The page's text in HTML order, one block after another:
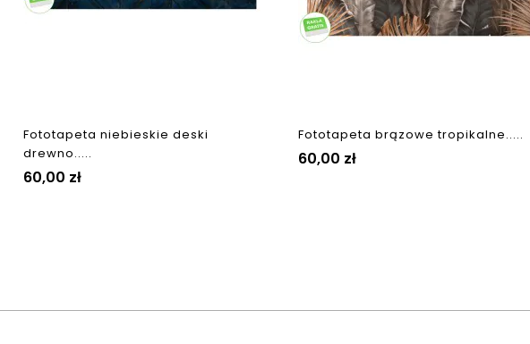
Fototapeta niebieskie deski
drewno.....
Cena
60,00 zł
Fototapeta brązowe tropikalne.....
Cena
60,00 zł